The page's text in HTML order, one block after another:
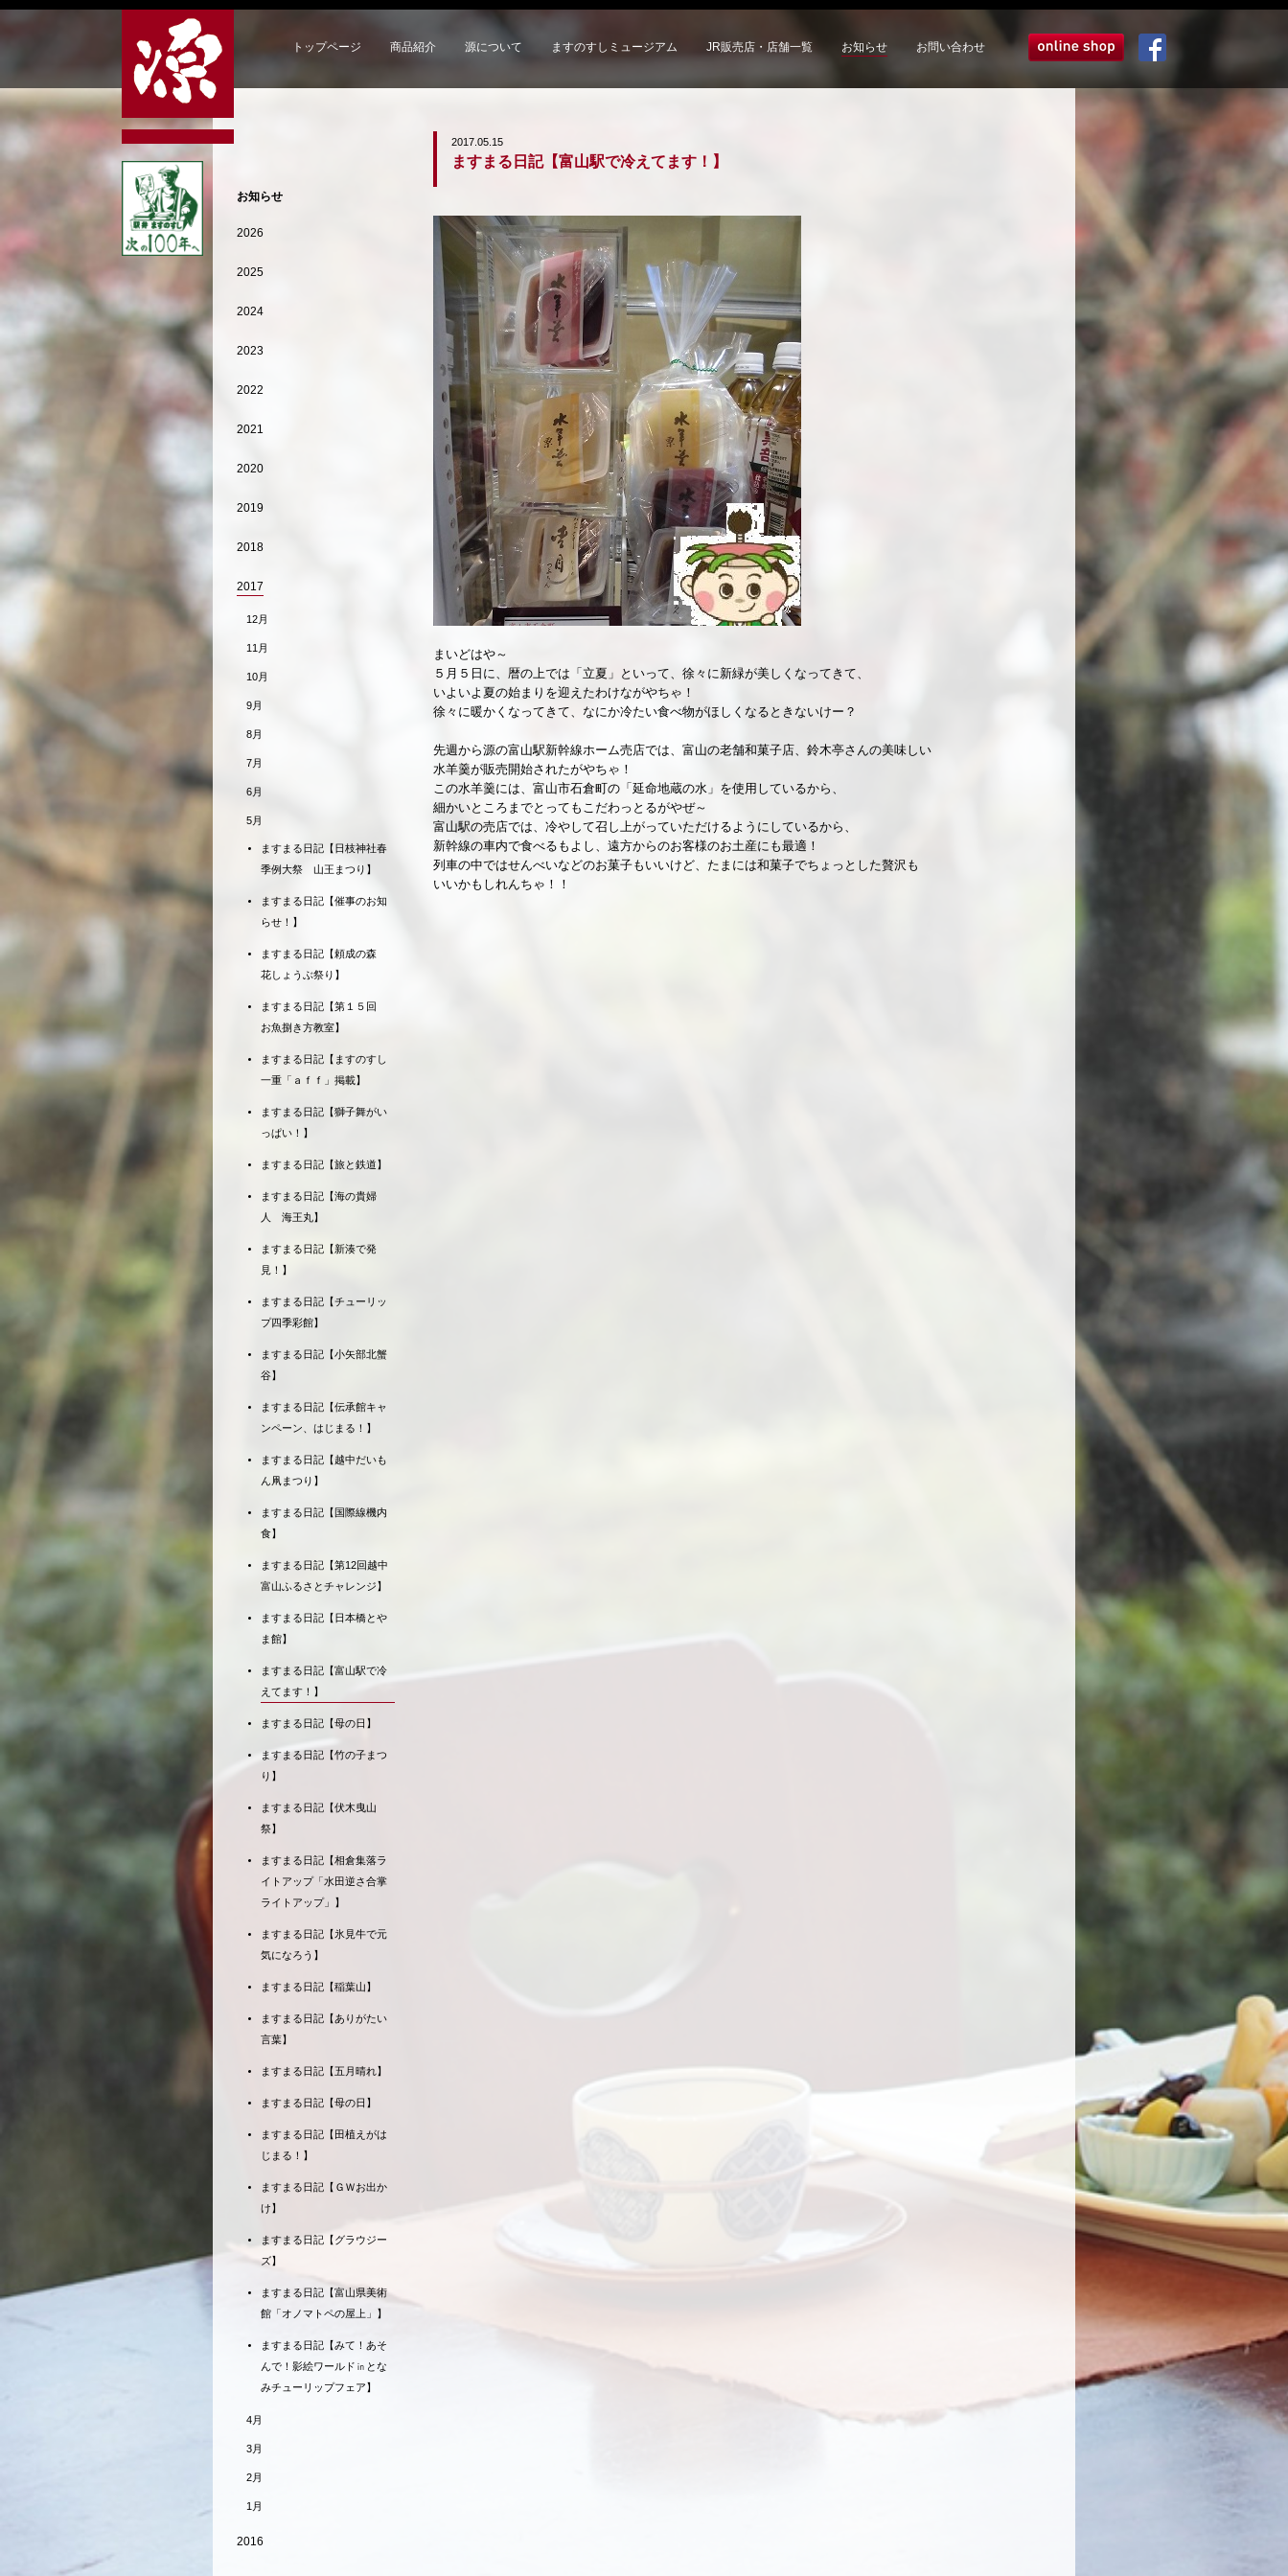
トップページ 商品紹介 源について ますのすしミュージアム JR販売店・店舗一覧 お知らせ お問い合わせ オンラインショップ
2017.05.15
ますまる日記【富山駅で冷えてます！】
まいどはや～
５月５日に、暦の上では「立夏」といって、徐々に新緑が美しくなってきて、
いよいよ夏の始まりを迎えたわけながやちゃ！
徐々に暖かくなってきて、なにか冷たい食べ物がほしくなるときないけー？
先週から源の富山駅新幹線ホーム売店では、富山の老舗和菓子店、鈴木亭さんの美味しい
水羊羹が販売開始されたがやちゃ！
この水羊羹には、富山市石倉町の「延命地蔵の水」を使用しているから、
細かいところまでとってもこだわっとるがやぜ～
富山駅の売店では、冷やして召し上がっていただけるようにしているから、
新幹線の車内で食べるもよし、遠方からのお客様のお土産にも最適！
列車の中ではせんべいなどのお菓子もいいけど、たまには和菓子でちょっとした贅沢も
いいかもしれんちゃ！！
お知らせ
2026
2025
2024
2023
2022
2021
2020
2019
2018
2017
12月
11月
10月
9月
8月
7月
6月
5月
ますまる日記【日枝神社春
季例大祭 山王まつり】
ますまる日記【催事のお知
らせ！】
ますまる日記【頼成の森
花しょうぶ祭り】
ますまる日記【第１５回
お魚捌き方教室】
ますまる日記【ますのすし
一重「ａｆｆ」掲載】
ますまる日記【獅子舞がい
っぱい！】
ますまる日記【旅と鉄道】
ますまる日記【海の貴婦
人 海王丸】
ますまる日記【新湊で発
見！】
ますまる日記【チューリッ
プ四季彩館】
ますまる日記【小矢部北蟹
谷】
ますまる日記【伝承館キャ
ンペーン、はじまる！】
ますまる日記【越中だいも
ん凧まつり】
ますまる日記【国際線機内
食】
ますまる日記【第12回越中
富山ふるさとチャレンジ】
ますまる日記【日本橋とや
ま館】
ますまる日記【富山駅で冷
えてます！】
ますまる日記【母の日】
ますまる日記【竹の子まつ
り】
ますまる日記【伏木曳山
祭】
ますまる日記【相倉集落ラ
イトアップ「水田逆さ合掌
ライトアップ」】
ますまる日記【氷見牛で元
気になろう】
ますまる日記【稲葉山】
ますまる日記【ありがたい
言葉】
ますまる日記【五月晴れ】
ますまる日記【母の日】
ますまる日記【田植えがは
じまる！】
ますまる日記【ＧＷお出か
け】
ますまる日記【グラウジー
ズ】
ますまる日記【富山県美術
館「オノマトペの屋上」】
ますまる日記【みて！あそ
んで！影絵ワールド㏌とな
みチューリップフェア】
4月
3月
2月
1月
2016